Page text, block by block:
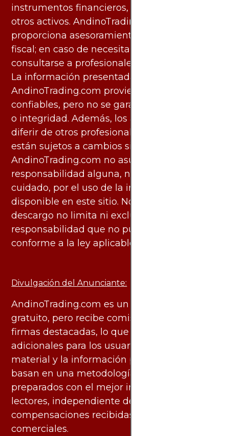
instrumentos financieros, materias primas u
otros activos. AndinoTrading.com no
proporciona asesoramiento legal, contable o
fiscal; en caso de necesitarlo, debe
consultarse a profesionales especializados.
La información presentada por
AndinoTrading.com proviene de fuentes
confiables, pero no se garantiza su exactitud
o integridad. Además, los análisis pueden
diferir de otros profesionales calificados y
están sujetos a cambios sin previo aviso.
AndinoTrading.com no asume
responsabilidad alguna, ni deber de
cuidado, por el uso de la información
disponible en este sitio. No obstante, este
descargo no limita ni excluye ninguna
responsabilidad que no pueda ser excluida
conforme a la ley aplicable.
Divulgación del Anunciante:
AndinoTrading.com es un sitio de uso
gratuito, pero recibe comisiones de algunas
firmas destacadas, lo que no genera costos
adicionales para los usuarios. Todo el
material y la información publicados se
basan en una metodología imparcial y están
preparados con el mejor interés de los
lectores, independiente de las
compensaciones recibidas de socios
comerciales.